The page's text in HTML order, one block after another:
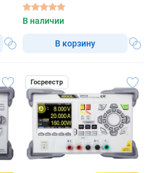
В наличии
В корзину
Госреестр